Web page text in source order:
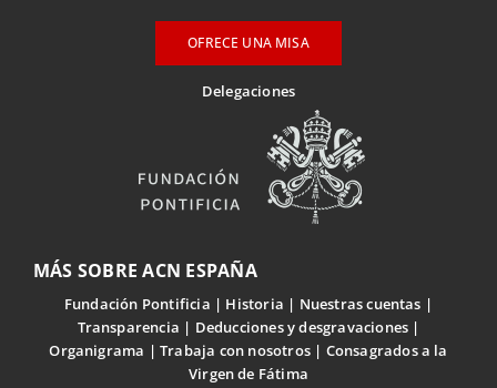
OFRECE UNA MISA
Delegaciones
MÁS SOBRE ACN ESPAÑA
Fundación Pontificia Historia
Nuestras cuentas
Transparencia
Deducciones y desgravaciones
Organigrama
Trabaja con nosotros
Consagrados a la
Virgen de Fátima